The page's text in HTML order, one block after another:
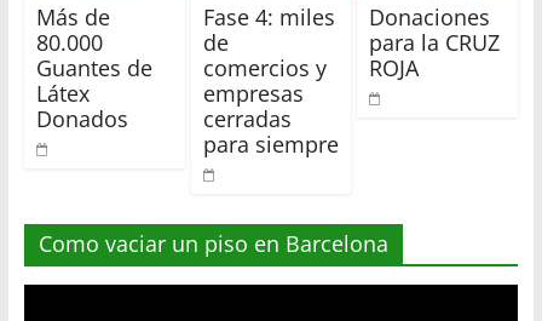
Más de
80.000
Guantes de
Látex
Donados
Fase 4: miles
de
comercios y
empresas
cerradas
para siempre
Donaciones
para la CRUZ
ROJA
Como vaciar un piso en Barcelona